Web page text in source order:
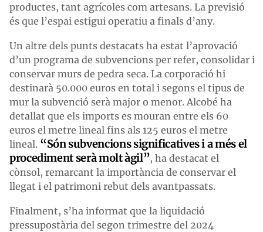
productes, tant agrícoles com artesans. La previsió
és que l’espai estigui operatiu a finals d’any.
Un altre dels punts destacats ha estat l’aprovació
d’un programa de subvencions per refer, consolidar i
conservar murs de pedra seca. La corporació hi
destinarà 50.000 euros en total i segons el tipus de
mur la subvenció serà major o menor. Alcobé ha
detallat que els imports es mouran entre els 60
euros el metre lineal fins als 125 euros el metre
lineal. “Són subvencions significatives i a més el
procediment serà molt àgil”, ha destacat el
cònsol, remarcant la importància de conservar el
llegat i el patrimoni rebut dels avantpassats.
Finalment, s’ha informat que la liquidació
pressupostària del segon trimestre del 2024